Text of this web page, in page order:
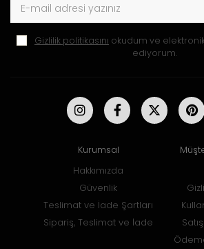
Gizlilik politikasını okudum ve
ediyorum.
Kurumsal
Hakkımızda
Güvenlik
Teslimat ve İade Şartları
Sipariş, Teslimat ve İade